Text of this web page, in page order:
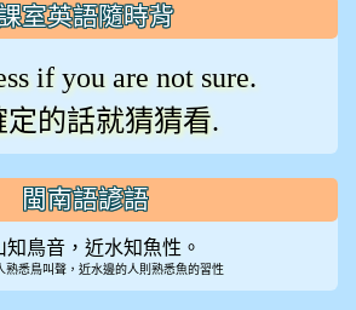
室英語隨時背
if you are not sure.
定的話就猜猜看.
閩南語諺語
知鳥音，近水知魚性。
熟悉鳥叫聲，近水邊的人則熟悉魚的習性